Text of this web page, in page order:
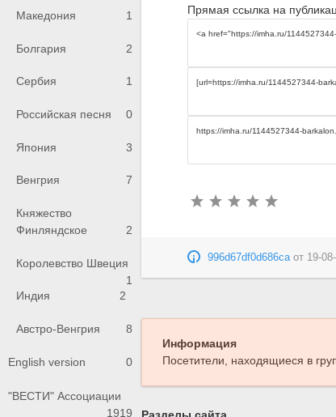
Македония 1
Болгария 2
Сербия 1
Российская песня 0
Япония 3
Венгрия 7
Княжество
Финляндское
2
Королевство Швеция
1
Индия
2
Австро-Венгрия 8
English version 0
"ВЕСТИ" Ассоциации
1919
Прямая ссылка на
996d67df0d686caот 19-
Информация
Посетители, находящиеся в